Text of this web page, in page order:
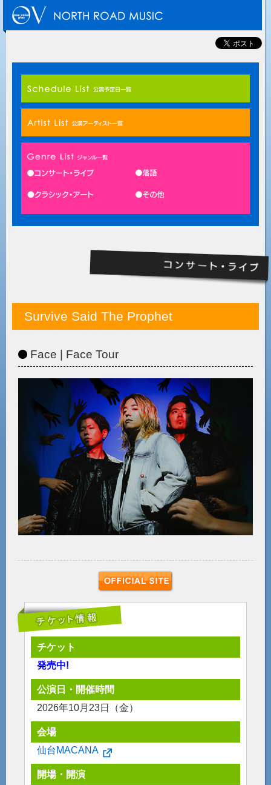
Survive Said The Prophet
Face | Face Tour
チケット
発売中!
公演日・開催時間
2026年10月23日（金）
会場
仙台MACANA
開場・開演